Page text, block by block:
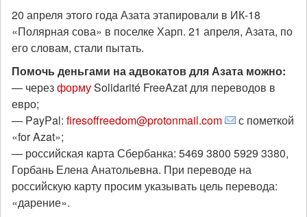
20 апреля этого года Азата этапировали в ИК-18
«Полярная сова» в поселке Харп. 21 апреля, Азата, по
его словам, стали пытать.
Помочь деньгами на адвокатов для Азата можно:
— черезформуSolidarité FreeAzat для переводов в
евро;
— PayPal: firesoffreedom@protonmail.com
с пометкой
«for Azat»;
— российская карта Сбербанка: 5469 3800 5929 3380,
Горбань Елена Анатольевна. При переводе на
российскую карту просим указывать цель перевода:
«дарение».